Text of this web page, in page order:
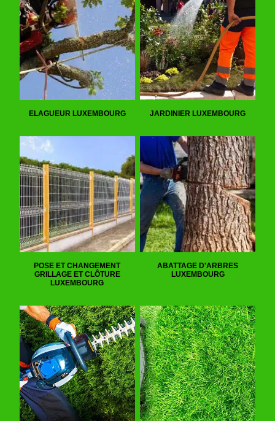
ELAGUEUR LUXEMBOURG JARDINIER LUXEMBOURG
POSE ET CHANGEMENT
GRILLAGE ET CLÔTURE
LUXEMBOURG
ABATTAGE D'ARBRES
LUXEMBOURG